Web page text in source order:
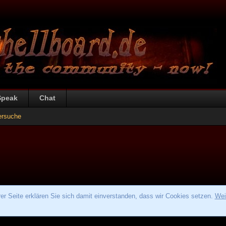
Chat
Seite erklären Sie sich damit einverstanden, dass wir Cookies setzen.